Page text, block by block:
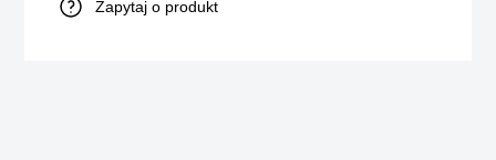
Zapytaj o produkt